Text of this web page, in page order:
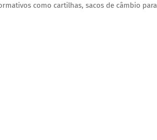
como cartilhas, sacos de câmbio para